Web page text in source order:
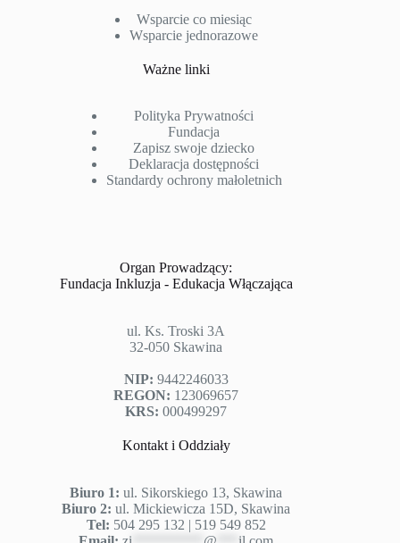
Wsparcie co miesiąc
Wsparcie jednorazowe
Ważne linki
Polityka Prywatności
Fundacja
Zapisz swoje dziecko
Deklaracja dostępności
Standardy ochrony małoletnich
Organ Prowadzący:
Fundacja Inkluzja - Edukacja Włączająca
ul. Ks. Troski 3A
32-050 Skawina
NIP: 9442246033
REGON: 123069657
KRS: 000499297
Kontakt i Oddziały
Biuro 1: ul. Sikorskiego 13, Skawina
Biuro 2: ul. Mickiewicza 15D, Skawina
Tel: 504 295 132 | 519 549 852